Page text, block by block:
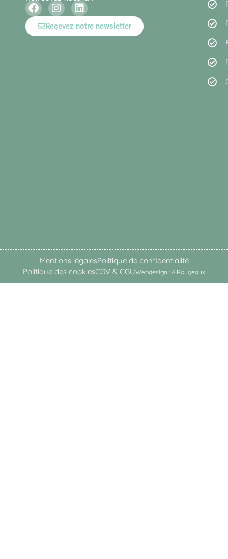
Reçevez notre newsletter
Mentions légalesPolitique de confidentialité
Politique des cookiesCGV & CGUWebdesign : A.Rougeaux